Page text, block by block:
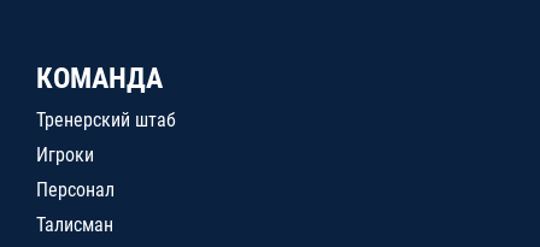
КОМАНДА
Тренерский штаб
Игроки
Персонал
Талисман